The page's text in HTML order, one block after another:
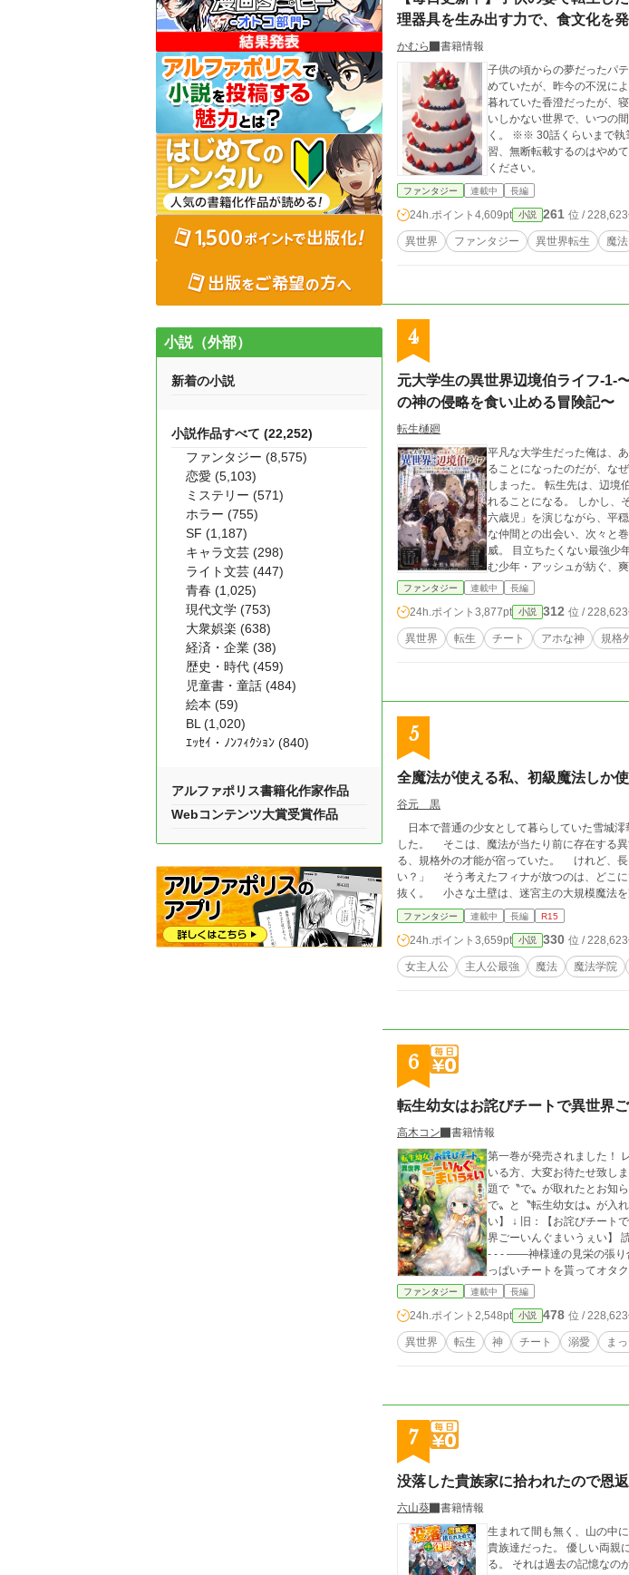
理器具を生み出す力で、食文化を
かむら
書籍情報
子供の頃からの夢だったパ
めていたが、昨今の不況によってその店は
暮れていた香澄だったが、寝て起きたらそ
いしかない世界で、いつの
く。 ※※ 30話くらいまで執筆済み。 どんどん続きも書いて投稿していきます。 AIは使用しておりません。 AI学
習、無断転載するのはやめてください。 感想、お気に入り登録、エール等お待ち
ください。
ファンタジー 連載中 長編
24h.ポイント 4,609pt 小説 261 位 /
異世界 ファンタジー 異世界転生 魔法
4
元大学生の異世界辺境伯ライフ-1-
の神の侵略を食い止める冒険記〜
転生樋廻
平凡な大学生だった俺は、ある日突然、
ることになったのだが、な
しまった。 転生先は、辺境伯家の少年・アッシュ。 六歳で加護を授かるこの世界で、俺は規格外すぎる力を手に入
れることになる。 しかし、その力はあまりにも危険だった。 だからこそ俺は、ステータスを偽装し、「少し優秀な
六歳児」を演じながら、平穏な辺境伯ライフ
な仲間との出会い、次々と巻き込まれる騒動。 そして、この世界の裏
威。 目立ちたくない最強少年が、知らぬ間に世界の運命へと巻き込まれていく――。 これは、最強なのに平穏を望
む少年・アッシュが紡ぐ、
ファンタジー 連載中 長編
24h.ポイント 3,877pt 小説 312 位 /
異世界 転生 チート アホな神 規格
5
全魔法が使える私、初級魔法しか
谷元 黒
日本で普通の少女として暮らしていた雪城澪
した。 そこは、魔法が当たり前に存在する異世界。 しかもフィナには、火、水、風、土、光、闇――あらゆる属性の魔法を使え
る、規格外の才能が宿っていた。 けれど、長い詠唱も複雑な術式も、難しい魔法名も覚えたくない。 「初級魔法だけで十分じゃな
い？」 そう考えたフィナが放つのは、どこにでもあるはずの初級魔法。 ほんの少しの火球は、複数の標的を追尾して同時に撃ち
抜く。 小さな土壁は、迷宮主の大規模魔法を完全に遮断する。 ただの水魔法は、巨大な魔物を地面へ押さえつけるほど重くな
る。 本人は普通に使っているつもりなのに、そのすべてが世界の魔法理論から外れていた。 「それのどこが初級魔法なのよ！」
理論派の少年レオン、眠たげな静寂魔法使いネム、自
れ、呆れられ、時には崇拝されながら、フィナは魔法学院で新しい生
黒い紋章を持つ謎の侵入者、そして告げられた「原初魔法」という言葉。 フィナ
った。 最強なのに天然。 規格外なのに無自覚。 世界最強級の少女が、初級魔法だけで魔法学院の常識も、強大な魔物も、古代
ファンタジー 連載中 長編 R15
24h.ポイント 3,659pt 小説 330 位 /
女主人公 主人公最強 魔法 魔法学院
6
転生幼女はお詫びチートで異世界
高木コン
書籍情報
第一巻が発売されました！
いる方、大変お待たせ致しました。 書籍化にあたり、内容に一部齟齬が生じておりますこと
題で〝で〟が取れたとお知
で〟と〝転生幼女は〟が入れ替わっております。 初期：【お詫び
い】 ↓ 旧：【お詫びチート
界ごーいんぐまいうぇい】 読者の皆様、混乱させてしまい大変申し訳ありません。 ✂︎- - - - - - - -キリトリ- - - - - - - -
- - - ――神様達の見栄の張り合いに巻き込まれて異世界へ どっちが仕事出来るとかどうでもいい！ お詫びにい
っぱいチートを貰ってオタ
目覚めた時状況がおかしい！。 神
んでいったり、巻き込まれたり、
ていいと神様達から言質ももらい、冒
＿＿＿＿＿＿ 1/6 hotに取り上げて頂きまし
改行など読みやすくするた
ファンタジー 連載中 長編
24h.ポイント 2,548pt 小説 478 位 /
異世界 転生 神 チート 溺愛 ま
7
没落した貴族家に拾われたので恩
六山葵
書籍情報
生まれて間も無く、山の中に捨てられてい
貴族達だった。 優しい両親に育てられ、可愛い弟と共にすくすくと成長したレオンは不思議な夢を見るようにな
る。 それは過去の記憶なのか、あるいは前世の記憶か。 その夢のおかげで魔法を学んだレオンは愛する両親を再び
小説（外部）
新着の小説
小説作品すべて (22,252)
ファンタジー (8,575)
恋愛 (5,103)
ミステリー (571)
ホラー (755)
SF (1,187)
キャラ文芸 (298)
ライト文芸 (447)
青春 (1,025)
現代文学 (753)
大衆娯楽 (638)
経済・企業 (38)
歴史・時代 (459)
児童書・童話 (484)
絵本 (59)
BL (1,020)
ｴｯｾｲ・ﾉﾝﾌｨｸｼｮﾝ (840)
アルファポリス書籍化作家作品
Webコンテンツ大賞受賞作品